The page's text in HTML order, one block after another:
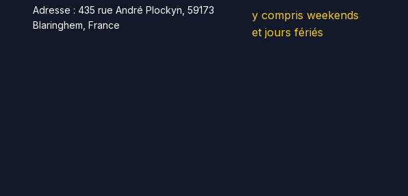
Adresse : 435 rue André Plockyn, 59173
Blaringhem, France
y compris weekends
et jours fériés